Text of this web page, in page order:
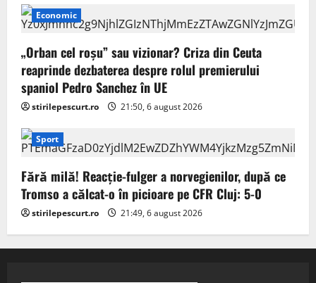
Economic
„Orban cel roșu” sau vizionar? Criza din Ceuta
reaprinde dezbaterea despre rolul premierului
spaniol Pedro Sanchez în UE
stirilepescurt.ro 21:50, 6 august 2026
Sport
Fără milă! Reacție-fulger a norvegienilor, după ce
Tromso a călcat-o în picioare pe CFR Cluj: 5-0
stirilepescurt.ro 21:49, 6 august 2026